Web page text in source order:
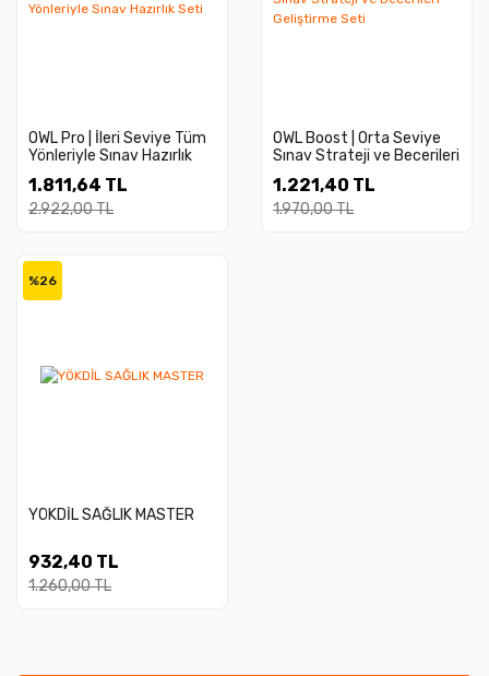
OWL Pro | İleri Seviye Tüm
Yönleriyle Sınav Hazırlık
1.811,64 TL
2.922,00 TL
OWL Boost | Orta Seviye
Sınav Strateji ve Becerileri
1.221,40 TL
1.970,00 TL
%26
YÖKDİL SAĞLIK MASTER
932,40 TL
1.260,00 TL